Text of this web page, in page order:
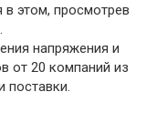
этом, просмотрев
напряжения и
от 20 компаний из